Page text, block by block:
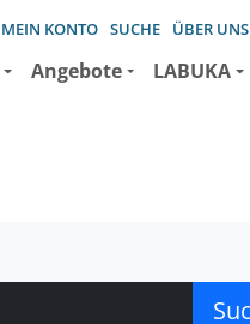
MEIN KONTO SUCHE ÜBER UNS
Angebote LABUKA